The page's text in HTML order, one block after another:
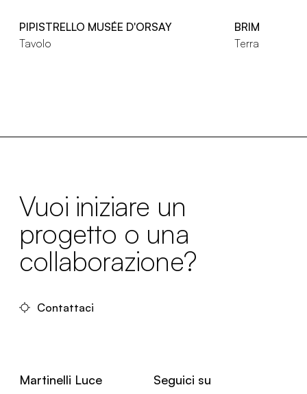
PIPISTRELLO MUSÉE D'ORSAY
Tavolo
BRIM
Terra
Vuoi iniziare un
progetto o una
collaborazione?
Contattaci
Martinelli Luce Seguici su